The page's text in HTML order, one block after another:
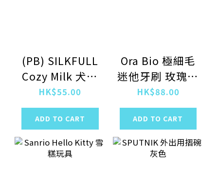
(PB) SILKFULL
Cozy Milk 犬用
關注腎臟 腸胃甘
酒 200ml
HK$55.00
ADD TO CART
Ora Bio 極細毛
迷他牙刷 玫瑰色
套裝
HK$88.00
ADD TO CART